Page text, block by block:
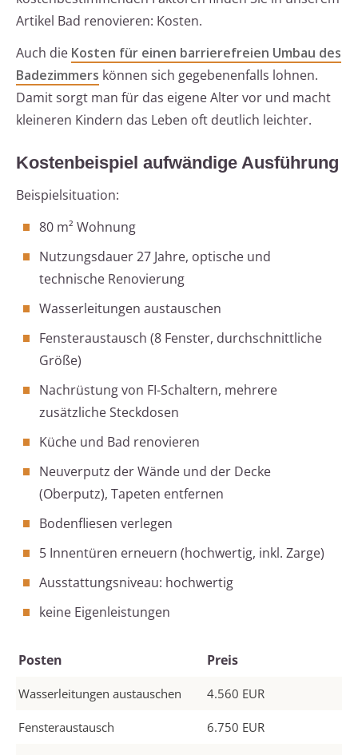
Artikel Bad renovieren: Kosten.
Auch die Kosten für einen barrierefreien Umbau des
Badezimmers können sich gegebenenfalls lohnen.
Damit sorgt man für das eigene Alter vor und macht
kleineren Kindern das Leben oft deutlich leichter.
Kostenbeispiel aufwändige Ausführung
Beispielsituation:
80 m² Wohnung
Nutzungsdauer 27 Jahre, optische und
technische Renovierung
Wasserleitungen austauschen
Fensteraustausch (8 Fenster, durchschnittliche
Größe)
Nachrüstung von FI-Schaltern, mehrere
zusätzliche Steckdosen
Küche und Bad renovieren
Neuverputz der Wände und der Decke
(Oberputz), Tapeten entfernen
Bodenfliesen verlegen
5 Innentüren erneuern (hochwertig, inkl. Zarge)
Ausstattungsniveau: hochwertig
keine Eigenleistungen
Posten Preis
Wasserleitungen austauschen 4.560 EUR
Fensteraustausch 6.750 EUR